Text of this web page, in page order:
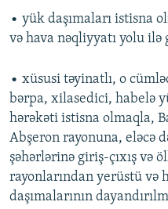
• yük daşımaları istisna
və hava nəqliyyatı yolu ilə
• xüsusi təyinatlı, o
bərpa, xilasedici, habelə
hərəkəti istisna olmaqla,
Abşeron rayonuna, eləcə
şəhərlərinə giriş-çıxış və
rayonlarından yerüstü və
daşımalarının